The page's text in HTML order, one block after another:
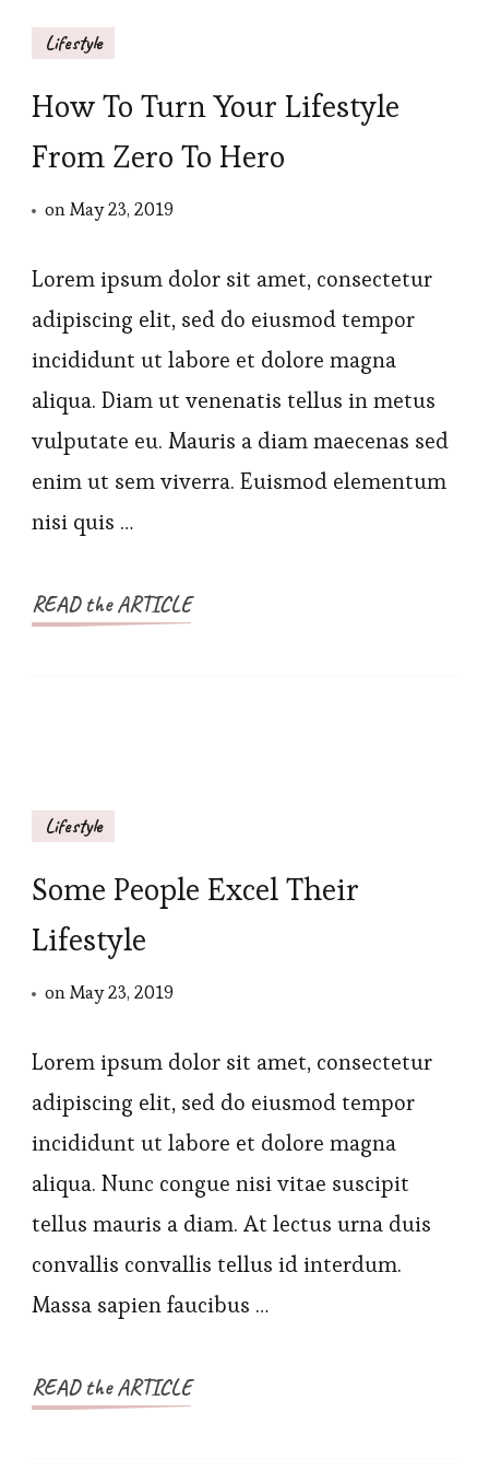
Lifestyle
How To Turn Your Lifestyle
From Zero To Hero
onMay 23, 2019
Lorem ipsum dolor sit amet, consectetur
adipiscing elit, sed do eiusmod tempor
incididunt ut labore et dolore magna
aliqua. Diam ut venenatis tellus in metus
vulputate eu. Mauris a diam maecenas sed
enim ut sem viverra. Euismod elementum
nisi quis …
READ the ARTICLE
Lifestyle
Some People Excel Their
Lifestyle
onMay 23, 2019
Lorem ipsum dolor sit amet, consectetur
adipiscing elit, sed do eiusmod tempor
incididunt ut labore et dolore magna
aliqua. Nunc congue nisi vitae suscipit
tellus mauris a diam. At lectus urna duis
convallis convallis tellus id interdum.
Massa sapien faucibus …
READ the ARTICLE